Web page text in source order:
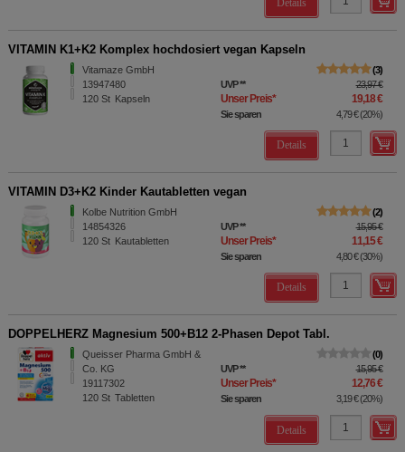
Details
VITAMIN K1+K2 Komplex hochdosiert vegan Kapseln
Vitamaze GmbH
13947480
120 St Kapseln
3
UVP** 23,97 €
Unser Preis* 19,18 €
Sie sparen 4,79 €(20%)
Details
VITAMIN D3+K2 Kinder Kautabletten vegan
Kolbe Nutrition GmbH
14854326
120 St Kautabletten
2
UVP** 15,95 €
Unser Preis* 11,15 €
Sie sparen 4,80 €(30%)
Details
DOPPELHERZ Magnesium 500+B12 2-Phasen Depot Tabl.
Queisser Pharma GmbH &
Co. KG
19117302
120 St Tabletten
0
UVP** 15,95 €
Unser Preis* 12,76 €
Sie sparen 3,19 €(20%)
Details